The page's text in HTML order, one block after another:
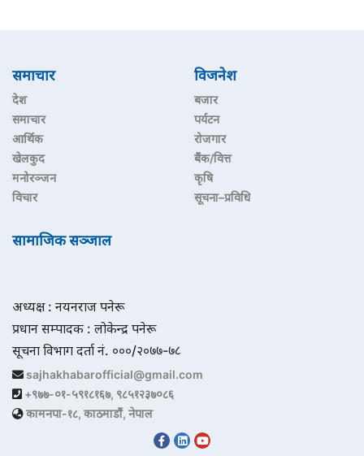
समाचार
देश
समाचार
आर्थिक
खेलकुद
मनोरञ्जन
विचार
विजनेश
बजार
पर्यटन
रोजगार
बैंक/वित्त
कृषि
सूचना–प्रविधि
सामाजिक सञ्जाल
अध्यक्ष : नयनराज पनेरू
प्रधान सम्पादक : लोकेन्द्र पनेरू
सूचना विभाग दर्ता नं. ०००/२०७७-७८
sajhakhabarofficial@gmail.com
+९७७-०१-५९१८१६७, ९८५१२३७०८६
कामनपा-१८, काठमाडौं, नेपाल